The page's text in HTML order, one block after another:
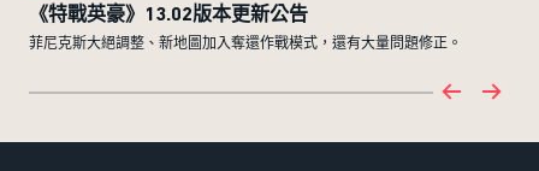
《特戰英豪》13.02版本更新公告
菲尼克斯大絕調整、新地圖加入奪還作戰模式，還有大量問題修正。